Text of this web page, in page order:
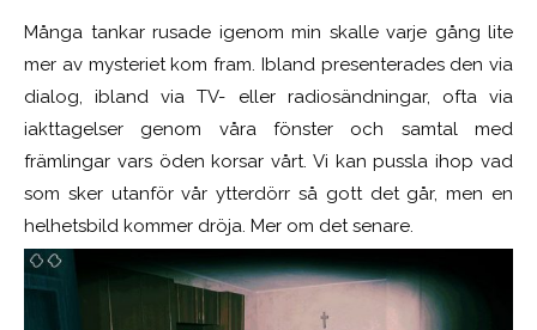
Många tankar rusade igenom min skalle varje gång lite
mer av mysteriet kom fram. Ibland presenterades den via
dialog, ibland via TV- eller radiosändningar, ofta via
iakttagelser genom våra fönster och samtal med
främlingar vars öden korsar vårt. Vi kan pussla ihop vad
som sker utanför vår ytterdörr så gott det går, men en
helhetsbild kommer dröja. Mer om det senare.